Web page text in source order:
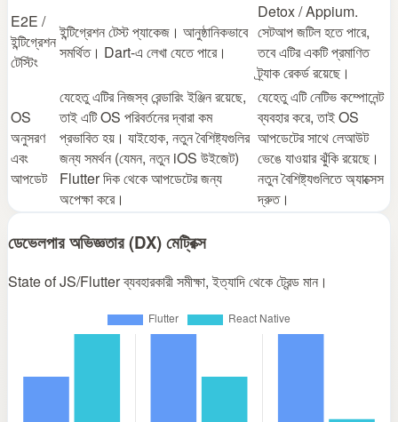
E2E /
ইন্টিগ্রেশন
টেস্টিং
ইন্টিগ্রেশন টেস্ট প্যাকেজ। আনুষ্ঠানিকভাবে
সমর্থিত। Dart-এ লেখা যেতে পারে।
Detox / Appium.
সেটআপ জটিল হতে পারে,
তবে এটির একটি প্রমাণিত
ট্র্যাক রেকর্ড রয়েছে।
OS
অনুসরণ
এবং
আপডেট
যেহেতু এটির নিজস্ব রেন্ডারিং ইঞ্জিন রয়েছে,
তাই এটি OS পরিবর্তনের দ্বারা কম
প্রভাবিত হয়। যাইহোক, নতুন বৈশিষ্ট্যগুলির
জন্য সমর্থন (যেমন, নতুন iOS উইজেট)
Flutter দিক থেকে আপডেটের জন্য
অপেক্ষা করে।
যেহেতু এটি নেটিভ কম্পোনেন্ট
ব্যবহার করে, তাই OS
আপডেটের সাথে লেআউট
ভেঙে যাওয়ার ঝুঁকি রয়েছে।
নতুন বৈশিষ্ট্যগুলিতে অ্যাক্সেস
দ্রুত।
ডেভেলপার অভিজ্ঞতার (DX) মেট্রিক্স
State of JS/Flutter ব্যবহারকারী সমীক্ষা, ইত্যাদি থেকে ট্রেন্ড মান।